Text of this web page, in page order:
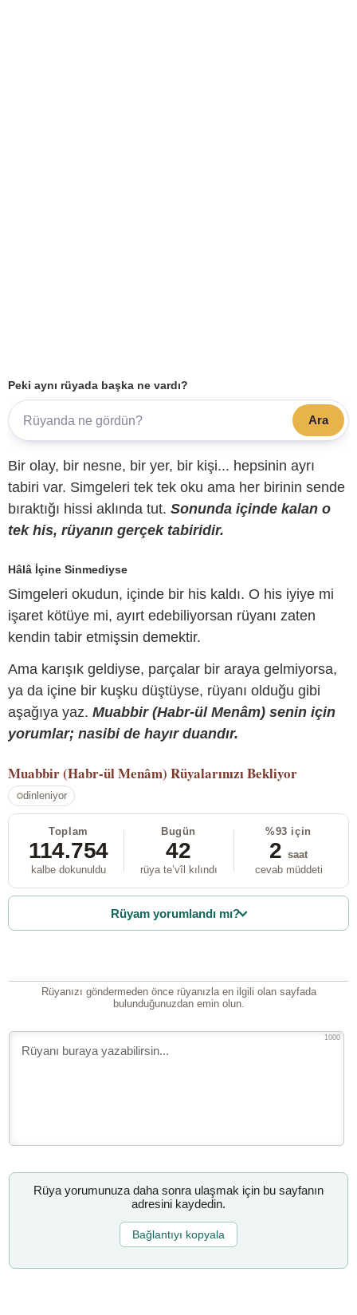
Peki aynı rüyada başka ne vardı?
Ara
Bir olay, bir nesne, bir yer, bir kişi... hepsinin ayrı
tabiri var. Simgeleri tek tek oku ama her birinin sende
bıraktığı hissi aklında tut. Sonunda içinde kalan o
tek his, rüyanın gerçek tabiridir.
Hâlâ İçine Sinmediyse
Simgeleri okudun, içinde bir his kaldı. O his iyiye mi
işaret kötüye mi, ayırt edebiliyorsan rüyanı zaten
kendin tabir etmişsin demektir.
Ama karışık geldiyse, parçalar bir araya gelmiyorsa,
ya da içine bir kuşku düştüyse, rüyanı olduğu gibi
aşağıya yaz. Muabbir (Habr-ül Menâm) senin için
yorumlar; nasibi de hayır duandır.
Muabbir (Habr-ül Menâm) Rüyalarınızı Bekliyor
dinleniyor
Toplam
114.754
kalbe dokunuldu
Bugün
42
rüya te’vîl kılındı
%93 için
2 saat
cevab müddeti
Rüyam yorumlandı mı?
Rüyanızı göndermeden önce rüyanızla en ilgili olan sayfada
bulunduğunuzdan emin olun.
1000
Rüya yorumunuza daha sonra ulaşmak için bu sayfanın
adresini kaydedin.
Bağlantıyı kopyala